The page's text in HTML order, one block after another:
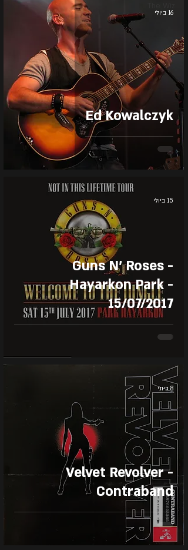
Ed Kowalczyk
16 ביולי
Guns N' Roses -
Hayarkon Park -
15/07/2017
15 ביולי
Velvet Revolver -
Contraband
8 ביוני